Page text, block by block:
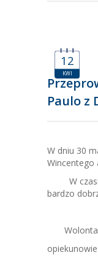
12
KWI
Paulo z
W dniu 30
Wincentego
W czasie
bardzo
opiekunowie